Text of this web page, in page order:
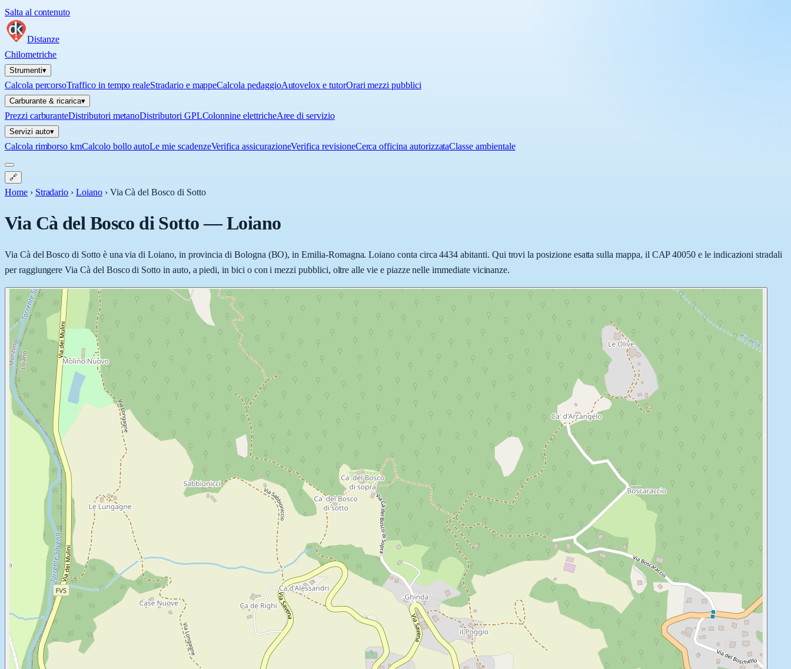
Salta al contenuto
Distanze
Chilometriche
Strumenti▾
Calcola percorsoTraffico in tempo realeStradario e mappeCalcola pedaggioAutovelox e tutorOrari mezzi pubblici
Carburante & ricarica▾
Prezzi carburanteDistributori metanoDistributori GPLColonnine elettricheAree di servizio
Servizi auto▾
Calcola rimborso kmCalcolo bollo autoLe mie scadenzeVerifica assicurazioneVerifica revisioneCerca officina autorizzataClasse ambientale
🔗
Home › Stradario › Loiano › Via Cà del Bosco di Sotto
Via Cà del Bosco di Sotto—Loiano
Via Cà del Bosco di Sotto è una via di Loiano, in provincia di Bologna (BO), in Emilia-Romagna. Loiano conta circa 4434 abitanti. Qui trovi la posizione esatta sulla mappa, il CAP 40050 e le indicazioni stradali
per raggiungere Via Cà del Bosco di Sotto in auto, a piedi, in bici o con i mezzi pubblici, oltre alle vie e piazze nelle immediate vicinanze.